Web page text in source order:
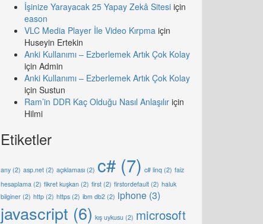
İşinize Yarayacak 25 Yapay Zekâ Sitesi için
eason
VLC Media Player İle Video Kırpma için
Huseyin Ertekin
Anki Kullanımı – Ezberlemek Artık Çok Kolay
için Admin
Anki Kullanımı – Ezberlemek Artık Çok Kolay
için Sustun
Ram’in DDR Kaç Olduğu Nasıl Anlaşılır için
Hilmi
Etiketler
any (2) asp.net (2) açıklaması (2) c# (7) c# linq (2) faiz
hesaplama (2) fikret kuşkan (2) first (2) firstordefault (2) haluk
bilginer (2) http (2) https (2) ibm db2 (2) iphone (3)
javascript (6) kış uykusu (2) microsoft